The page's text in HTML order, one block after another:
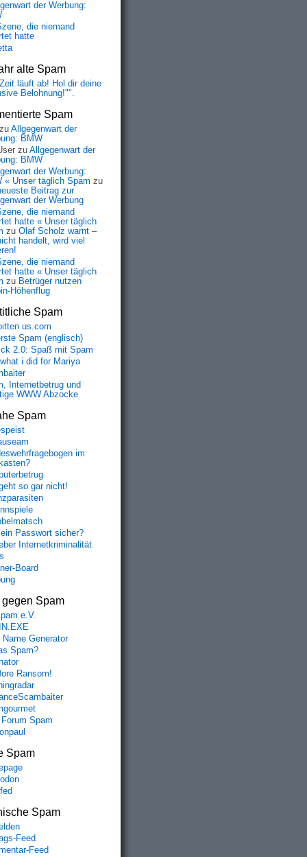
der Werbung:
die niemand
hatte
alte Spam
läuft ab! Hol dir deine
Belohnung!"".
Spam
zu Allgegenwart der
BMW
zu Allgegenwart der
BMW
der Werbung:
« Unser täglich Spam zu
Beitrag zur
der Werbung
die niemand
hatte « Unser täglich
zu Olaf Scholz warnt –
handelt, wird viel
die niemand
hatte « Unser täglich
zu Betrüger nutzen
Höhenflug
Spam
us.com
Spam (englisch)
2.0: Spaß mit Spam
what i did for Mariya
Internetbetrug und
WWW Abzocke
Spam
im
so gar nicht!
Passwort sicher?
Internetkriminalität
Board
gegen Spam
e.V.
Name Generator
Spam?
Ransom!
Spam
Spam
Spam
Feed
Feed